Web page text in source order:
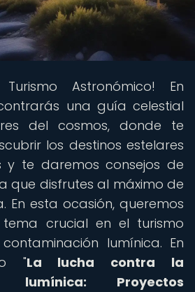
Turismo Astronómico! En
una guía celestial
del cosmos, donde te
los destinos estelares
y te daremos consejos de
que disfrutes al máximo de
En esta ocasión, queremos
crucial en el turismo
lumínica. En
"La lucha contra la
lumínica: Proyectos